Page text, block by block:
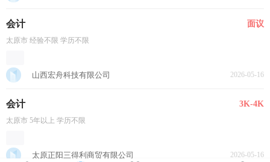
会计 面议
太原市 经验不限 学历不限
山西宏舟科技有限公司 2026-05-16
会计 3K-4K
太原市 5年以上 学历不限
太原正阳三得利商贸有限公司 2026-05-16